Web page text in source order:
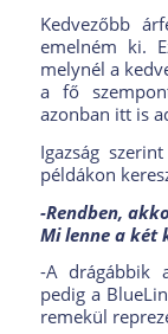
Kedvezőbb
emelném ki.
melynél a
a fő
azonban itt is
Igazság
példákon
-Rendben,
Mi lenne a két
-A drágábbik
pedig a
remekül